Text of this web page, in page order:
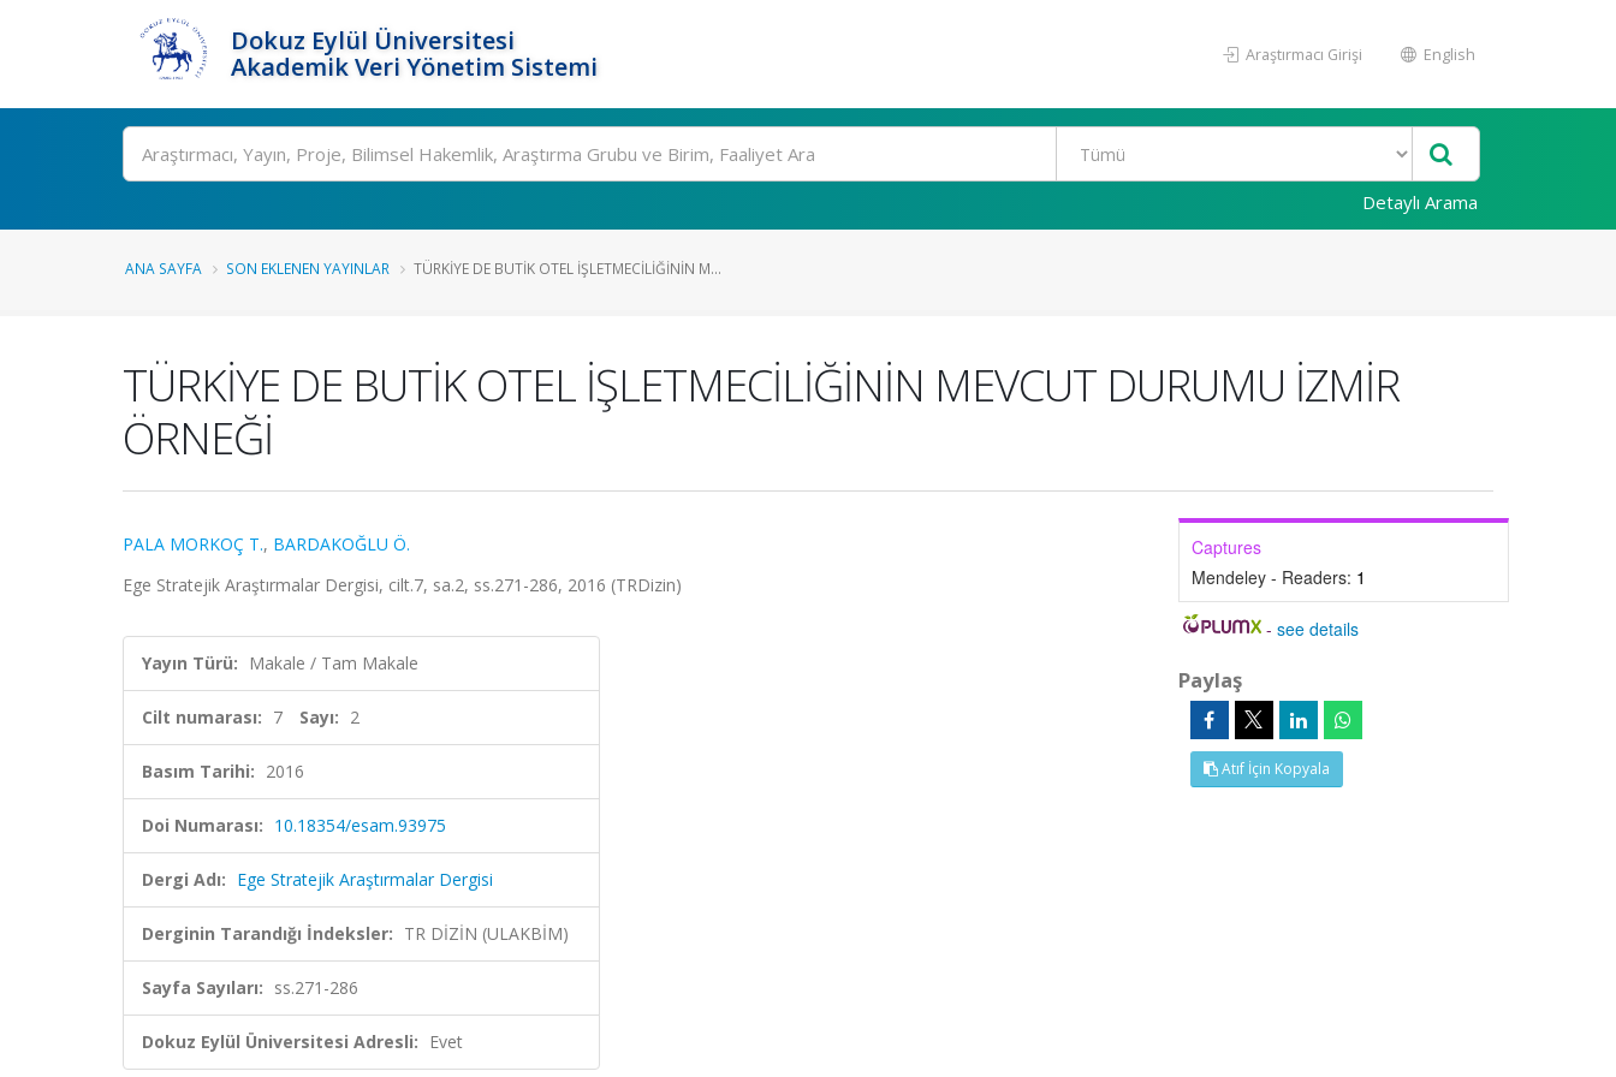
Dokuz Eylül Üniversitesi
Akademik Veri Yönetim Sistemi
Araştırmacı Girişi English
Ara
Detaylı Arama
ANA SAYFA SON EKLENEN YAYINLAR TÜRKİYE DE BUTİK OTEL İŞLETMECİLİĞİNİN M...
TÜRKİYE DE BUTİK OTEL İŞLETMECİLİĞİNİN MEVCUT DURUMU İZMİR
ÖRNEĞİ
PALA MORKOÇ T., BARDAKOĞLU Ö.
Ege Stratejik Araştırmalar Dergisi, cilt.7, sa.2, ss.271-286, 2016 (TRDizin)
Yayın Türü: Makale / Tam Makale
Cilt numarası: 7 Sayı: 2
Basım Tarihi: 2016
Doi Numarası: 10.18354/esam.93975
Dergi Adı: Ege Stratejik Araştırmalar Dergisi
Derginin Tarandığı İndeksler: TR DİZİN (ULAKBİM)
Sayfa Sayıları: ss.271-286
Dokuz Eylül Üniversitesi Adresli: Evet
Captures
Mendeley - Readers: 1
-see details
Paylaş
Atıf İçin Kopyala